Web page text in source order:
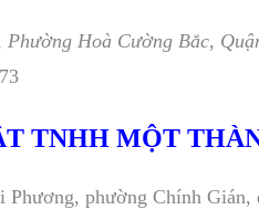
Phường Hoà Cường Bắc,
TNHH MỘT
phường Chính Gián,